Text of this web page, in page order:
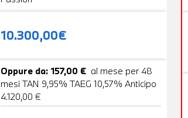
10.300,00€
Oppure da: 157,00 € al mese per 48
mesi TAN 9,95% TAEG 10,57% Anticipo
4.120,00 €